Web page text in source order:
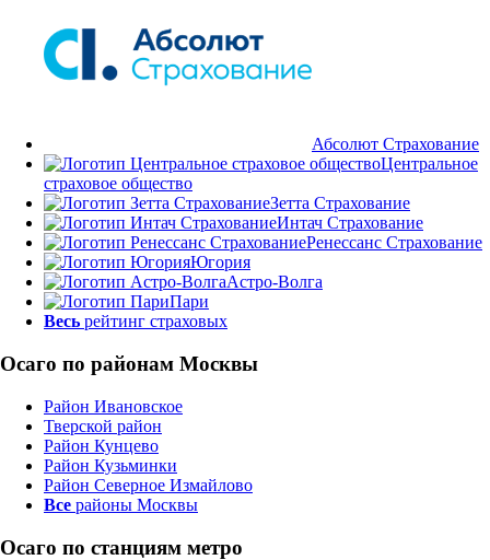
Абсолют Страхование
Центральное
страховое общество
Зетта Страхование
Интач Страхование
Ренессанс Страхование
Югория
Астро-Волга
Пари
Весь рейтинг страховых
Осаго по районам Москвы
Район Ивановское
Тверской район
Район Кунцево
Район Кузьминки
Район Северное Измайлово
Все районы Москвы
Осаго по станциям метро